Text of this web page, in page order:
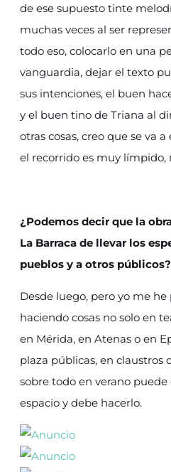
de ese supuesto tinte
muchas veces al ser
todo eso, colocarlo en una
vanguardia, dejar el texto
sus intenciones, el buen
y el buen tino de Triana al
otras cosas, creo que se va
el recorrido es muy límpido,
¿Podemos decir que la
La Barraca de llevar los
pueblos y a otros públicos?
Desde luego, pero yo me
haciendo cosas no solo en
en Mérida, en Atenas o en
plaza públicas, en claustros
sobre todo en verano
espacio y debe hacerlo.